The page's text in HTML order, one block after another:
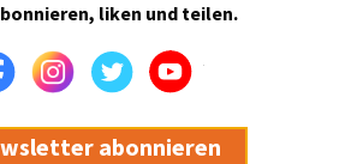
liken und teilen.
FacebookInstagramTwitterYoutube
abonnieren